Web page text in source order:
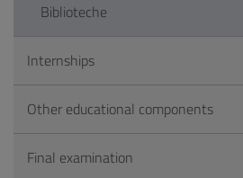
Biblioteche
Internships
Other educational components
Final examination